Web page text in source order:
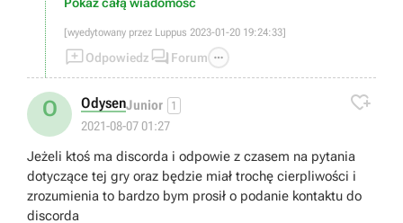
Pokaż całą wiadomość
[wyedytowany przez Luppus 2023-01-20 19:24:33]
Odpowiedz  Forum 
O OdysenJunior 1
2021-08-07 01:27

Jeżeli ktoś ma discorda i odpowie z czasem na pytania
dotyczące tej gry oraz będzie miał trochę cierpliwości i
zrozumienia to bardzo bym prosił o podanie kontaktu do
discorda